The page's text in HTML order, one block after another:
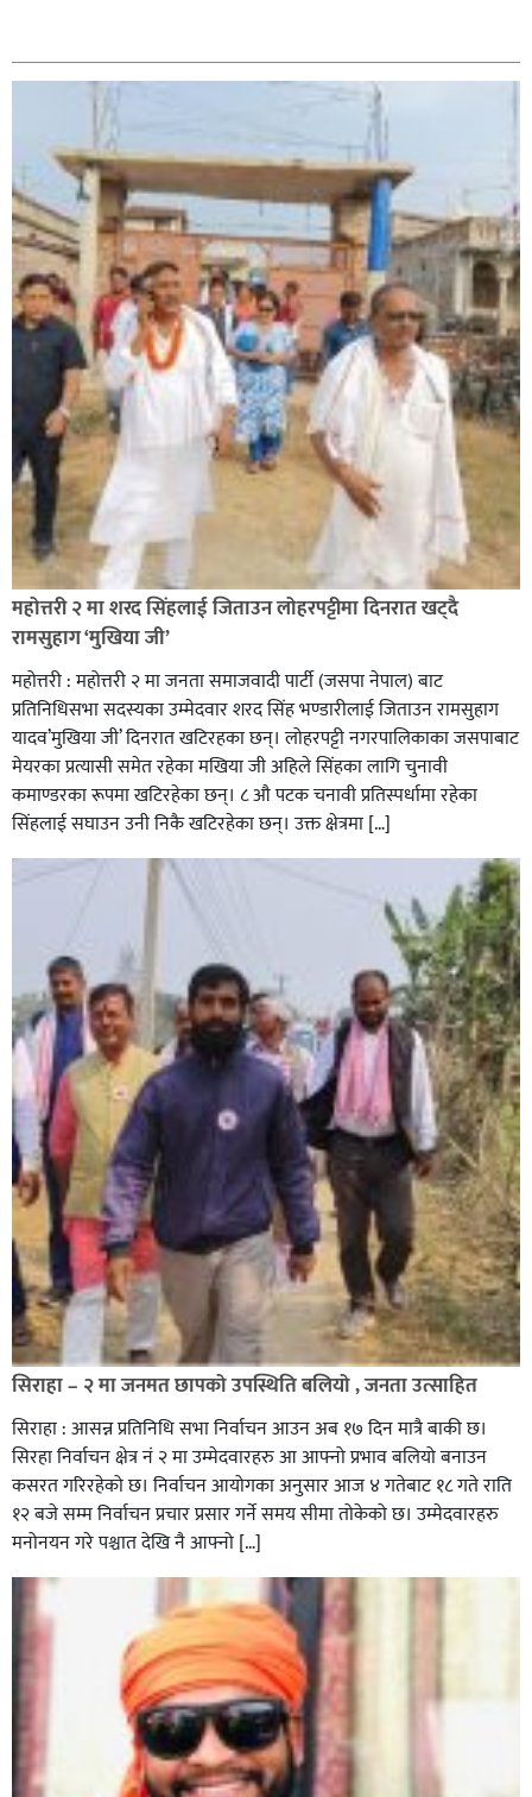
सिराहा-२ मा संजय यादव भिड्ने !
रक्तदान सेवामा जिल्लामै दोस्रो स्थान ल्याएकोमा जनमत नेताद्वय
रेडक्रस सिराहा द्वारा सम्मानित
सिराहाको औरहीमा जेन-जी भेला सम्पन्न
महोत्तरी २ मा शरद सिंहलाई जिताउन लोहरपट्टीमा दिनरात खट्दै
रामसुहाग ‘मुखिया जी’
महोत्तरी : महोत्तरी २ मा जनता समाजवादी पार्टी (जसपा नेपाल) बाट
प्रतिनिधिसभा सदस्यका उम्मेदवार शरद सिंह भण्डारीलाई जिताउन रामसुहाग
यादव’मुखिया जी’ दिनरात खटिरहका छन्। लोहरपट्टी नगरपालिकाका जसपाबाट
मेयरका प्रत्यासी समेत रहेका मखिया जी अहिले सिंहका लागि चुनावी
कमाण्डरका रूपमा खटिरहेका छन्। ८ औ पटक चनावी प्रतिस्पर्धामा रहेका
सिंहलाई सघाउन उनी निकै खटिरहेका छन्। उक्त क्षेत्रमा […]
सिराहा – २ मा जनमत छापको उपस्थिति बलियो , जनता उत्साहित
सिराहा : आसन्न प्रतिनिधि सभा निर्वाचन आउन अब १७ दिन मात्रै बाकी छ।
सिरहा निर्वाचन क्षेत्र नं २ मा उम्मेदवारहरु आ आफ्नो प्रभाव बलियो बनाउन
कसरत गरिरहेको छ। निर्वाचन आयोगका अनुसार आज ४ गतेबाट १८ गते राति
१२ बजे सम्म निर्वाचन प्रचार प्रसार गर्ने समय सीमा तोकेको छ। उम्मेदवारहरु
मनोनयन गरे पश्चात देखि नै आफ्नो […]